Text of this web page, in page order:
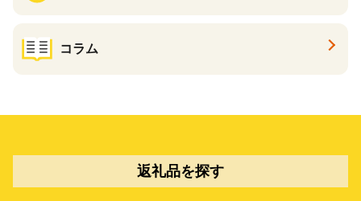
コラム
返礼品を探す